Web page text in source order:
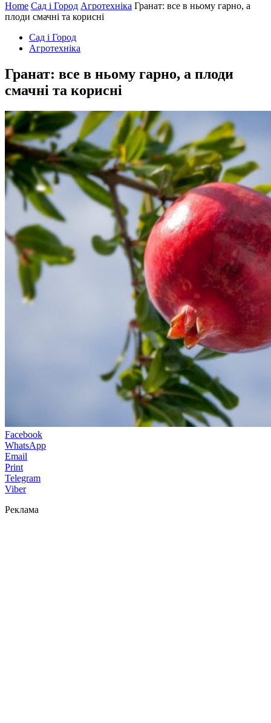
Home Сад і Город Агротехніка Гранат: все в ньому гарно, а
плоди смачні та корисні
Сад і Город
Агротехніка
Гранат: все в ньому гарно, а плоди
смачні та корисні
Facebook
WhatsApp
Email
Print
Telegram
Viber
Реклама